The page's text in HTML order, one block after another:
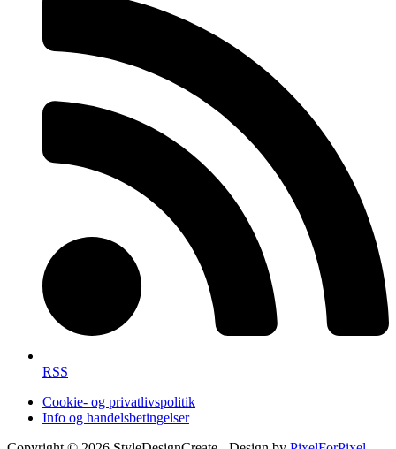
RSS
Cookie- og privatlivspolitik
Info og handelsbetingelser